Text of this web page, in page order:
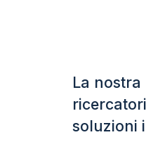
La
soluzioni